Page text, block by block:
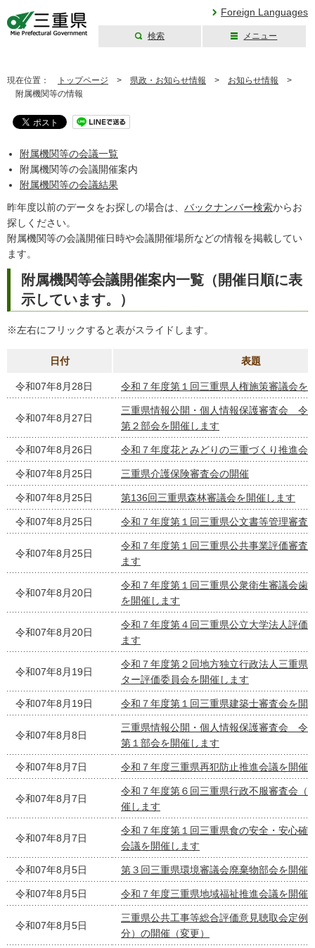
Foreign Languages
検索 メニュー
現在位置： トップページ > 県政・お知らせ情報 > お知らせ情報 >
附属機関等の情報
附属機関等の会議一覧
附属機関等の会議開催案内
附属機関等の会議結果
昨年度以前のデータをお探しの場合は、 バックナンバー検索からお
探しください。
附属機関等の会議開催日時や会議開催場所などの情報を掲載してい
ます。
附属機関等会議開催案内一覧（開催日順に表
示しています。）
※左右にフリックすると表がスライドします。
日付 表題
令和07年8月28日 令和７年度第１回三重県人権施策審議会を
令和07年8月27日
三重県情報公開・個人情報保護審査会 令
第２部会を開催します
令和07年8月26日 令和７年度花とみどりの三重づくり推進会
令和07年8月25日 三重県介護保険審査会の開催
令和07年8月25日 第136回三重県森林審議会を開催します
令和07年8月25日 令和７年度第１回三重県公文書等管理審査
令和07年8月25日
令和７年度第１回三重県公共事業評価審査
ます
令和07年8月20日
令和７年度第１回三重県公衆衛生審議会歯
を開催します
令和07年8月20日
令和７年度第４回三重県公立大学法人評価
ます
令和07年8月19日
令和７年度第２回地方独立行政法人三重県
ター評価委員会を開催します
令和07年8月19日 令和７年度第１回三重県建築士審査会を開
令和07年8月8日
三重県情報公開・個人情報保護審査会 令
第１部会を開催します
令和07年8月7日 令和７年度三重県再犯防止推進会議を開催
令和07年8月7日
令和７年度第６回三重県行政不服審査会（
催します
令和07年8月7日
令和７年度第１回三重県食の安全・安心確
会議を開催します
令和07年8月5日 第３回三重県環境審議会廃棄物部会を開催
令和07年8月5日 令和７年度三重県地域福祉推進会議を開催
令和07年8月5日
三重県公共工事等総合評価意見聴取会定例
分）の開催（変更）